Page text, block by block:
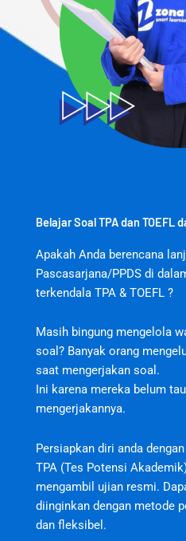
Belajar Soal TPA dan TOEFL
Apakah Anda berencana
Pascasarjana/PPDS di
terkendala TPA & TOEFL ?
Masih bingung mengelola
soal? Banyak orang
saat mengerjakan soal.
Ini karena mereka belum
mengerjakannya.
Persiapkan diri anda
TPA (Tes Potensi
mengambil ujian resmi.
diinginkan dengan metode
dan fleksibel.